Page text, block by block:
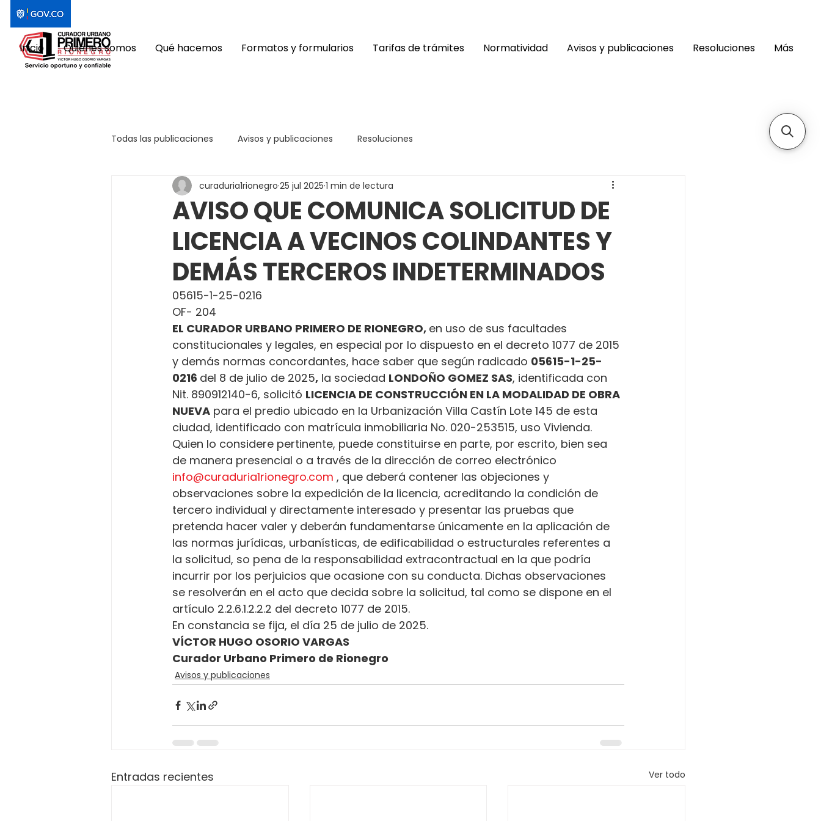
Inicio Quiénes somos Qué hacemos Formatos y formularios Tarifas de trámites Normatividad Avisos y publicaciones Resoluciones Más
Todas las publicaciones Avisos y publicaciones Resoluciones
AVISO QUE COMUNICA SOLICITUD DE
LICENCIA A VECINOS COLINDANTES Y
DEMÁS TERCEROS INDETERMINADOS
curaduria1rionegro 25 jul 2025 1 min de lectura
05615-1-25-0216
OF- 204
EL CURADOR URBANO PRIMERO DE RIONEGRO, en uso de sus facultades
constitucionales y legales, en especial por lo dispuesto en el decreto 1077 de 2015
y demás normas concordantes, hace saber que según radicado 05615-1-25-
0216 del 8 de julio de 2025, la sociedad LONDOÑO GOMEZ SAS, identificada con
Nit. 890912140-6, solicitó LICENCIA DE CONSTRUCCIÓN EN LA MODALIDAD DE OBRA
NUEVA para el predio ubicado en la Urbanización Villa Castín Lote 145 de esta
ciudad, identificado con matrícula inmobiliaria No. 020-253515, uso Vivienda.
Quien lo considere pertinente, puede constituirse en parte, por escrito, bien sea
de manera presencial o a través de la dirección de correo electrónico
info@curaduria1rionegro.com , que deberá contener las objeciones y
observaciones sobre la expedición de la licencia, acreditando la condición de
tercero individual y directamente interesado y presentar las pruebas que
pretenda hacer valer y deberán fundamentarse únicamente en la aplicación de
las normas jurídicas, urbanísticas, de edificabilidad o estructurales referentes a
la solicitud, so pena de la responsabilidad extracontractual en la que podría
incurrir por los perjuicios que ocasione con su conducta. Dichas observaciones
se resolverán en el acto que decida sobre la solicitud, tal como se dispone en el
artículo 2.2.6.1.2.2.2 del decreto 1077 de 2015.
En constancia se fija, el día 25 de julio de 2025.
VÍCTOR HUGO OSORIO VARGAS
Curador Urbano Primero de Rionegro
Avisos y publicaciones
Entradas recientes Ver todo